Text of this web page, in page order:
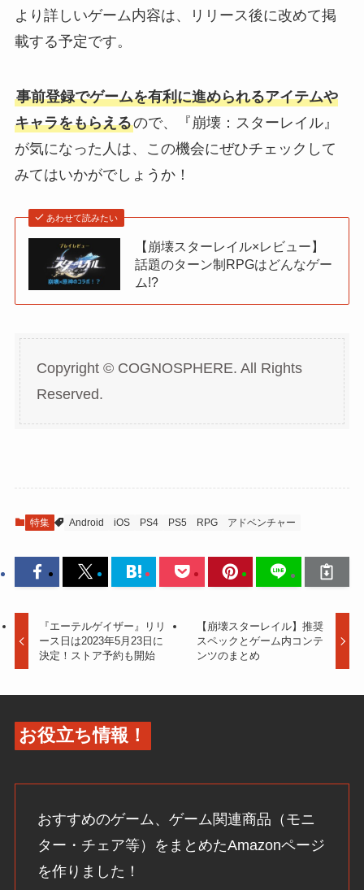
より詳しいゲーム内容は、リリース後に改めて掲
載する予定です。
事前登録でゲームを有利に進められるアイテムや
キャラをもらえるので、『崩壊：スターレイル』
が気になった人は、この機会にぜひチェックして
みてはいかがでしょうか！
あわせて読みたい
【崩壊スターレイル×レビュー】
話題のターン制RPGはどんなゲー
ム!?
Copyright © COGNOSPHERE. All Rights
Reserved.
特集 Android iOS PS4 PS5 RPG アドベンチャー
『エーテルゲイザー』リリ
ース日は2023年5月23日に
決定！ストア予約も開始
【崩壊スターレイル】推奨
スペックとゲーム内コンテ
ンツのまとめ
お役立ち情報！
おすすめのゲーム、ゲーム関連商品（モニ
ター・チェア等）をまとめたAmazonページ
を作りました！